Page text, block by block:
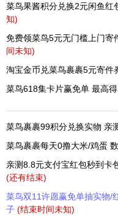
菜鸟果酱积分兑换2元闲鱼红
知)
免费领菜鸟5元无门槛上门寄
间未知)
淘宝金币兑菜鸟裹裹5元寄件
菜鸟618集卡片赢免单 最高
菜鸟裹裹99积分兑换实物 亲
菜鸟裹裹每天0撸大米/鸡蛋
亲测8.8元支付宝红包秒到卡
(还有结束)
菜鸟双11许愿赢免单抽实物/
子 (结束时间未知)